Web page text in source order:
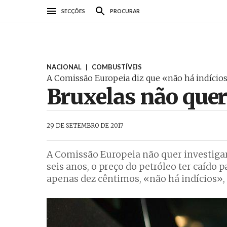
SECÇÕES PROCURAR
NACIONAL | COMBUSTÍVEIS
A Comissão Europeia diz que «não há
Bruxelas não
29 DE SETEMBRO DE 2017
A Comissão Europeia não quer
seis anos, o preço do petróleo ter caído
apenas dez cêntimos, «não há